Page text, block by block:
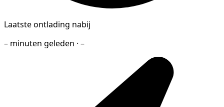
Laatste ontlading nabij
– minuten geleden · –